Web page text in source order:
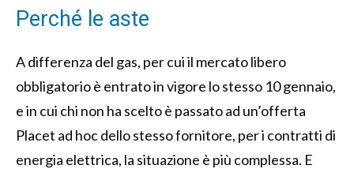
Perché le aste
A differenza del gas, per cui il mercato libero
obbligatorio è entrato in vigore lo stesso 10 gennaio,
e in cui chi non ha scelto è passato ad un’offerta
Placet ad hoc dello stesso fornitore, per i contratti di
energia elettrica, la situazione è più complessa. E